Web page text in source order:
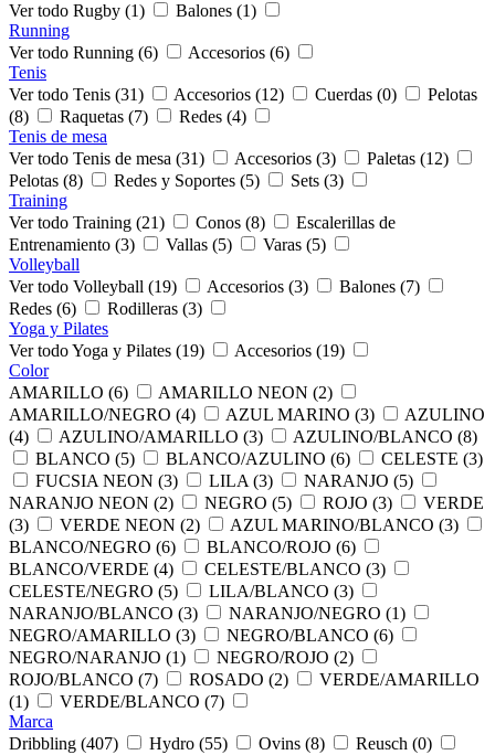
Ver todo Rugby (1)
Balones (1)
Running
Ver todo Running (6)
Accesorios (6)
Tenis
Ver todo Tenis (31)
Accesorios (12) Cuerdas (0)
Pelotas
(8)
Raquetas (7)
Redes (4)
Tenis de mesa
Ver todo Tenis de mesa (31)
Accesorios (3)
Paletas (12)
Pelotas (8)
Redes y Soportes (5)
Sets (3)
Training
Ver todo Training (21)
Conos (8)
Escalerillas de
Entrenamiento (3)
Vallas (5)
Varas (5)
Volleyball
Ver todo Volleyball (19)
Accesorios (3)
Balones (7)
Redes (6)
Rodilleras (3)
Yoga y Pilates
Ver todo Yoga y Pilates (19)
Accesorios (19)
Color
AMARILLO (6)
AMARILLO NEON (2)
AMARILLO/NEGRO (4)
AZUL MARINO (3)
AZULINO
(4)
AZULINO/AMARILLO (3)
AZULINO/BLANCO (8)
BLANCO (5)
BLANCO/AZULINO (6)
CELESTE (3)
FUCSIA NEON (3)
LILA (3)
NARANJO (5)
NARANJO NEON (2)
NEGRO (5) ROJO (3)
VERDE
(3)
VERDE NEON (2)
AZUL MARINO/BLANCO (3)
BLANCO/NEGRO (6)
BLANCO/ROJO (6)
BLANCO/VERDE (4)
CELESTE/BLANCO (3)
CELESTE/NEGRO (5)
LILA/BLANCO (3)
NARANJO/BLANCO (3)
NARANJO/NEGRO (1)
NEGRO/AMARILLO (3)
NEGRO/BLANCO (6)
NEGRO/NARANJO (1)
NEGRO/ROJO (2)
ROJO/BLANCO (7)
ROSADO (2)
VERDE/AMARILLO
(1)
VERDE/BLANCO (7)
Marca
Dribbling (407)
Hydro (55) Ovins (8)
Reusch (0)